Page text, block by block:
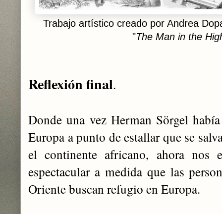
Trabajo artístico creado por Andrea
"The Man in the
Reflexión final.
Donde una vez Herman Sörgel
Europa a punto de estallar que se
el continente africano, ahora nos
espectacular a medida que las
Oriente buscan refugio en Europa.